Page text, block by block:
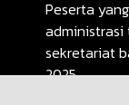
Peserta
administrasi
sekretariat
2025